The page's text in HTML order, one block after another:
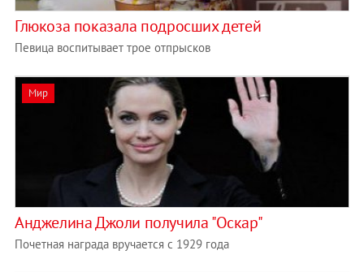
Глюкоза показала подросших детей
Певица воспитывает трое отпрысков
Мир
Анджелина Джоли получила "Оскар"
Почетная награда вручается с 1929 года